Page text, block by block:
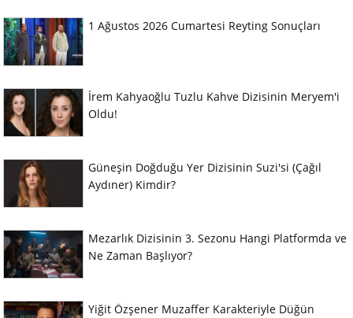
1 Ağustos 2026 Cumartesi Reyting Sonuçları
İrem Kahyaoğlu Tuzlu Kahve Dizisinin Meryem'i
Oldu!
Güneşin Doğduğu Yer Dizisinin Suzi'si (Çağıl
Aydıner) Kimdir?
Mezarlık Dizisinin 3. Sezonu Hangi Platformda ve
Ne Zaman Başlıyor?
Yiğit Özşener Muzaffer Karakteriyle Düğün